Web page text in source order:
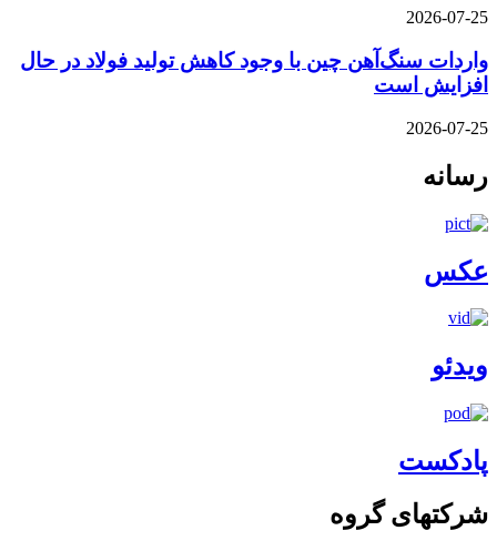
2026-07-25
واردات سنگ‌آهن چین با وجود کاهش تولید فولاد در حال
افزایش است
2026-07-25
رسانه
عکس
ویدئو
پادکست
شرکتهای گروه